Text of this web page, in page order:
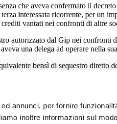
annunci, per fornire
inoltre informazioni sul
che aveva confermato il
interessata ricorrente, per un
vantati nei confronti di altre
autorizzato dal Gip nei confronti
una delega ad operare nella
bensì di sequestro diretto
del delegato delle somme
Sez. 2, n. 29692, 28.5.2019,